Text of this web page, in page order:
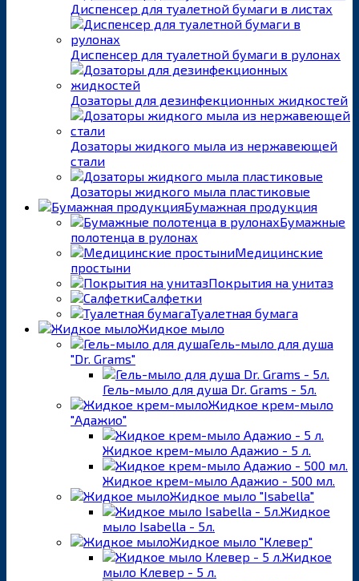
Диспенсер для туалетной бумаги в листах
Диспенсер для туалетной бумаги в рулонах
Дозаторы для дезинфекционных жидкостей
Дозаторы жидкого мыла из нержавеющей
стали
Дозаторы жидкого мыла пластиковые
Бумажная продукция
Бумажные
полотенца в рулонах
Медицинские
простыни
Покрытия на унитаз
Салфетки
Туалетная бумага
Жидкое мыло
Гель-мыло для душа
"Dr. Grams"
Гель-мыло для душа Dr. Grams - 5л.
Жидкое крем-мыло
"Адажио"
Жидкое крем-мыло Адажио - 5 л.
Жидкое крем-мыло Адажио - 500 мл.
Жидкое мыло "Isabella"
Жидкое
мыло Isabella - 5л.
Жидкое мыло "Клевер"
Жидкое
мыло Клевер - 5 л.